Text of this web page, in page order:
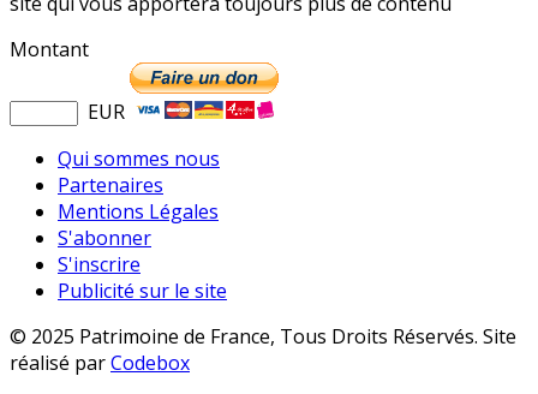
Montant
EUR
Qui sommes nous
Partenaires
Mentions Légales
S'abonner
S'inscrire
Publicité sur le site
© 2025 Patrimoine de France, Tous Droits Réservés. Site
réalisé parCodebox